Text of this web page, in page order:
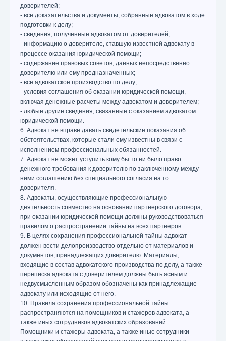
доверителей;
- все доказательства и документы, собранные адвокатом в ходе
подготовки к делу;
- сведения, полученные адвокатом от доверителей;
- информацию о доверителе, ставшую известной адвокату в
процессе оказания юридической помощи;
- содержание правовых советов, данных непосредственно
доверителю или ему предназначенных;
- все адвокатское производство по делу;
- условия соглашения об оказании юридической помощи,
включая денежные расчеты между адвокатом и доверителем;
- любые другие сведения, связанные с оказанием адвокатом
юридической помощи.
6. Адвокат не вправе давать свидетельские показания об
обстоятельствах, которые стали ему известны в связи с
исполнением профессиональных обязанностей.
7. Адвокат не может уступить кому бы то ни было право
денежного требования к доверителю по заключенному между
ними соглашению без специального согласия на то
доверителя.
8. Адвокаты, осуществляющие профессиональную
деятельность совместно на основании партнерского договора,
при оказании юридической помощи должны руководствоваться
правилом о распространении тайны на всех партнеров.
9. В целях сохранения профессиональной тайны адвокат
должен вести делопроизводство отдельно от материалов и
документов, принадлежащих доверителю. Материалы,
входящие в состав адвокатского производства по делу, а также
переписка адвоката с доверителем должны быть ясным и
недвусмысленным образом обозначены как принадлежащие
адвокату или исходящие от него.
10. Правила сохранения профессиональной тайны
распространяются на помощников и стажеров адвоката, а
также иных сотрудников адвокатских образований.
Помощники и стажеры адвоката, а также иные сотрудники